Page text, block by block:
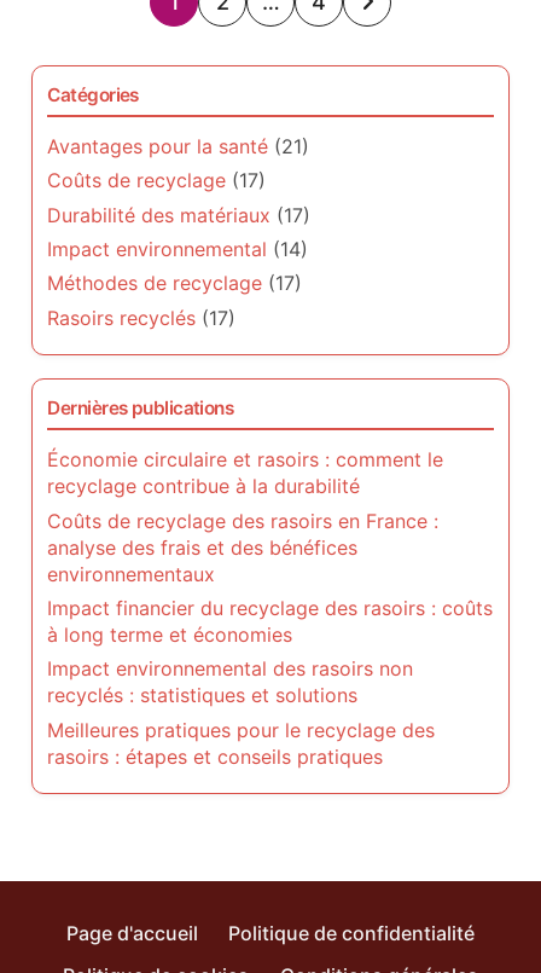
pagination
Catégories
Avantages pour la santé (21)
Coûts de recyclage (17)
Durabilité des matériaux (17)
Impact environnemental (14)
Méthodes de recyclage (17)
Rasoirs recyclés (17)
Dernières publications
Économie circulaire et rasoirs : comment le
recyclage contribue à la durabilité
Coûts de recyclage des rasoirs en France :
analyse des frais et des bénéfices
environnementaux
Impact financier du recyclage des rasoirs : coûts
à long terme et économies
Impact environnemental des rasoirs non
recyclés : statistiques et solutions
Meilleures pratiques pour le recyclage des
rasoirs : étapes et conseils pratiques
Page d'accueil
Politique de confidentialité